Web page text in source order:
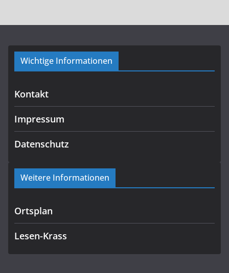
Wichtige Informationen
Kontakt
Impressum
Datenschutz
Weitere Informationen
Ortsplan
Lesen-Krass